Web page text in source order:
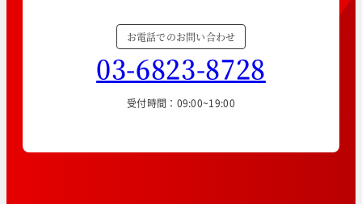
お電話でのお問い合わせ
03-6823-8728
受付時間：09:00~19:00